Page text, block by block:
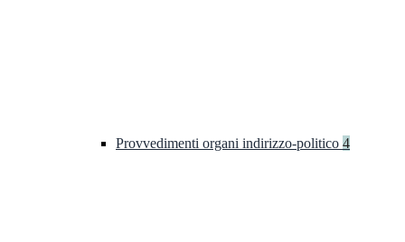
Provvedimenti organi indirizzo-politico 4